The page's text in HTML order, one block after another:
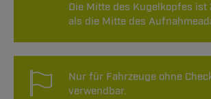
Die Mitte des Kugelkopfes ist
als die Mitte des
Nur für Fahrzeuge ohne
verwendbar.